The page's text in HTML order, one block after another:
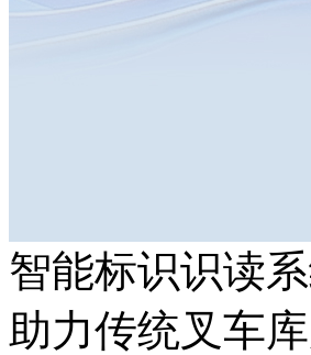
智能标识识读
助力传统叉车